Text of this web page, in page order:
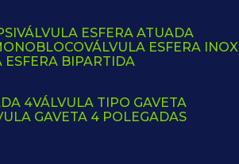
VÁLVULA ESFERA ATUADA
VÁLVULA ESFERA INOX
ESFERA BIPARTIDA
4 VÁLVULA TIPO GAVETA
GAVETA 4 POLEGADAS